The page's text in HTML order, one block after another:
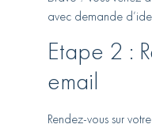
avec demande
Etape 2 :
email
Rendez-vous sur